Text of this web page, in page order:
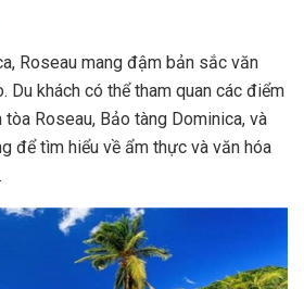
Roseau mang đậm bản sắc văn
Du khách có thể tham quan các điểm
tòa Roseau, Bảo tàng Dominica, và
để tìm hiểu về ẩm thực và văn hóa